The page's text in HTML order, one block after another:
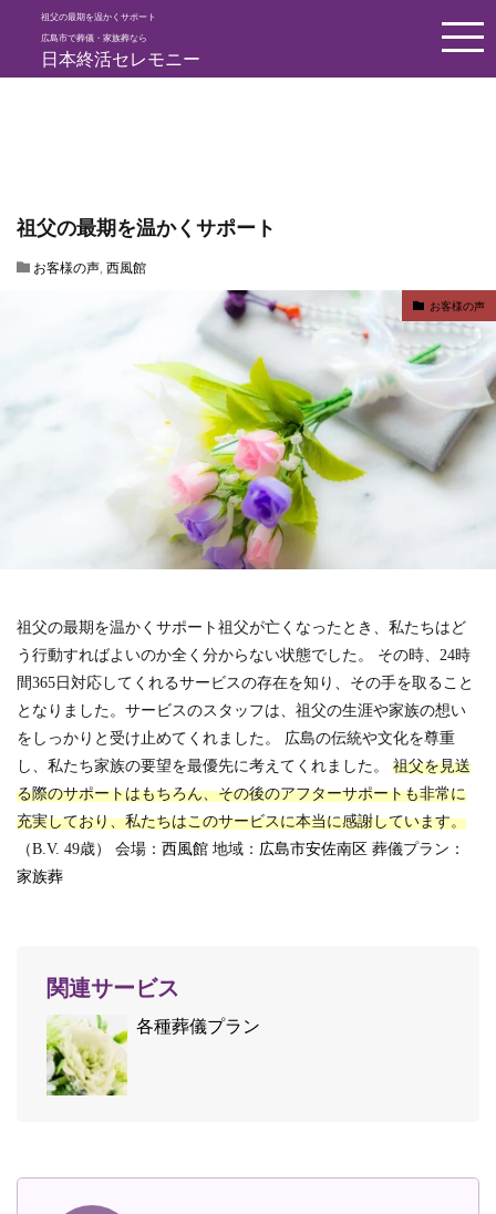
祖父の最期を温かくサポート
広島市で葬儀・家族葬なら
日本終活セレモニー
HOME お客様の声
祖父の最期を温かくサポート
お客様の声, 西風館
お客様の声
祖父の最期を温かくサポート祖父が亡くなったとき、私たちはど
う行動すればよいのか全く分からない状態でした。
その時、24時
間365日対応してくれるサービスの存在を知り、その手を取ること
となりました。サービスのスタッフは、祖父の生涯や家族の想い
をしっかりと受け止めてくれました。
広島の伝統や文化を尊重
し、私たち家族の要望を最優先に考えてくれました。
祖父を見送
る際のサポートはもちろん、その後のアフターサポートも非常に
充実しており、私たちはこのサービスに本当に感謝しています。
（B.V. 49歳）
会場： 西風館 地域： 広島市安佐南区 葬儀プラン：
家族葬
関連サービス
各種葬儀プラン